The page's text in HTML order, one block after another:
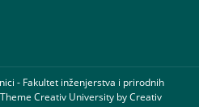
- Fakultet inženjerstva i prirodnih
Creativ University byCreativ